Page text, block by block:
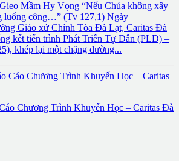
Mầm Hy Vọng “Nếu Chúa không xây
luống công…” (Tv 127,1) Ngày
Giáo xứ Chính Tòa Đà Lạt, Caritas Đà
kết tiến trình Phát Triển Tự Dân (PLD) –
khép lại một chặng đường...
Chương Trình Khuyến Học – Caritas Đà